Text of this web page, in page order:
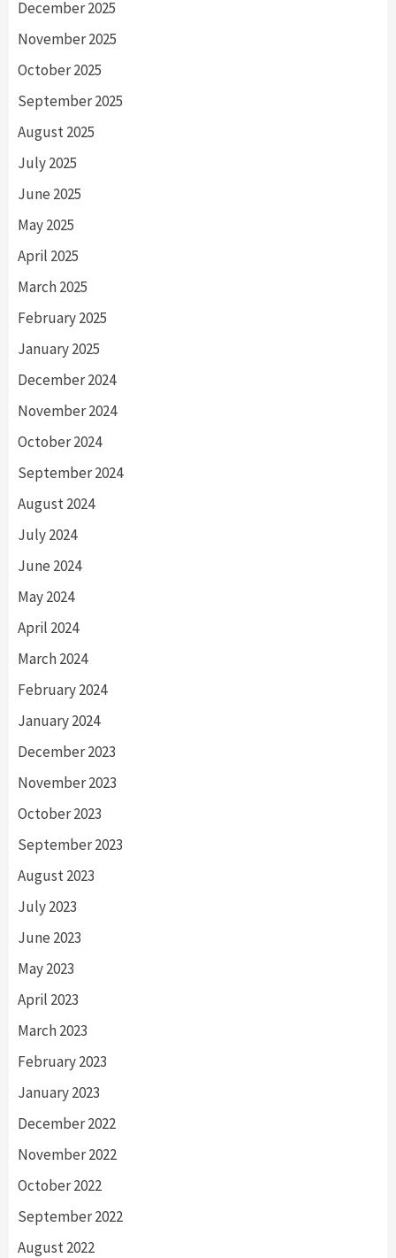
December 2025
November 2025
October 2025
September 2025
August 2025
July 2025
June 2025
May 2025
April 2025
March 2025
February 2025
January 2025
December 2024
November 2024
October 2024
September 2024
August 2024
July 2024
June 2024
May 2024
April 2024
March 2024
February 2024
January 2024
December 2023
November 2023
October 2023
September 2023
August 2023
July 2023
June 2023
May 2023
April 2023
March 2023
February 2023
January 2023
December 2022
November 2022
October 2022
September 2022
August 2022